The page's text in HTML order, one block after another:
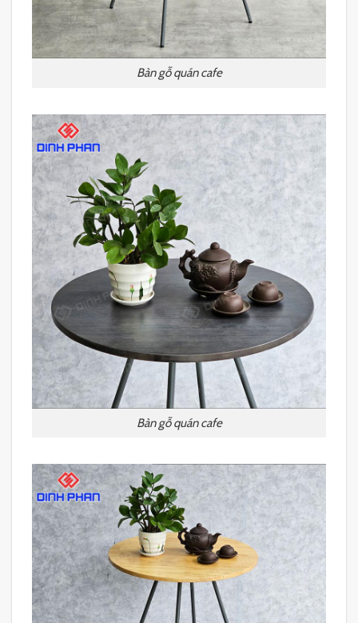
Bàn gỗ quán cafe
Bàn gỗ quán cafe